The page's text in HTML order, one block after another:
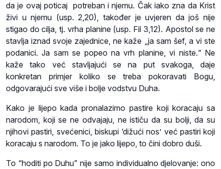
da je ovaj poticaj potreban i njemu. Čak iako zna da Krist
živi u njemu (usp. 2,20), također je uvjeren da još nije
stigao do cilja, tj. vrha planine (usp. Fil 3,12). Apostol se ne
stavlja iznad svoje zajednice, ne kaže „ja sam šef, a vi ste
podanici. Ja sam se popeo na vrh planine, vi niste.“ Ne
kaže tako već stavljajući se na put svakoga, daje
konkretan primjer koliko se treba pokoravati Bogu,
odgovarajući sve više i bolje vodstvu Duha.
Kako je lijepo kada pronalazimo pastire koji koracaju sa
narodom, koji se ne odvajaju, ne ističu da su bolji, da su
njihovi pastiri, svećenici, biskupi ‘dižući nos’ već pastiri koji
koracaju s narodom. To je jako lijepo, to čini dobro duši.
To “hoditi po Duhu” nije samo individualno djelovanje: ono